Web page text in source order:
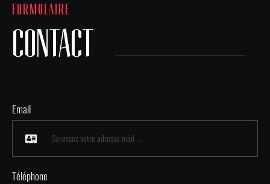
FORMULAIRE
CONTACT
Email
Téléphone